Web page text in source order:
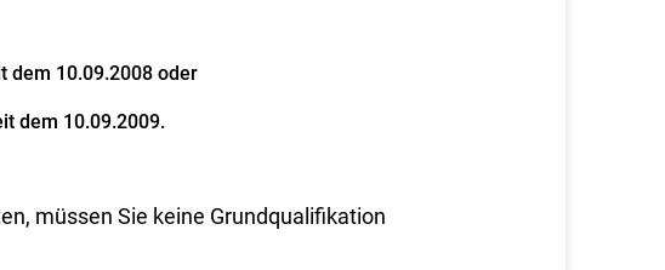
dem 10.09.2008 oder
dem 10.09.2009.
müssen Sie keine Grundqualifikation